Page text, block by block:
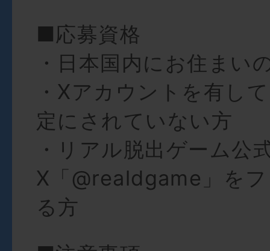
■応募資格
・日本国内にお住まい
・Xアカウントを有し
定にされていない方
・リアル脱出ゲーム公
X「@realdgame」を
る方